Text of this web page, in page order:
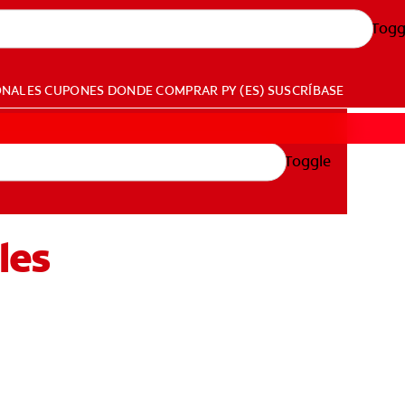
CUPONES DONDE COMPRAR PY (ES) SUSCRÍBASE
Toggle